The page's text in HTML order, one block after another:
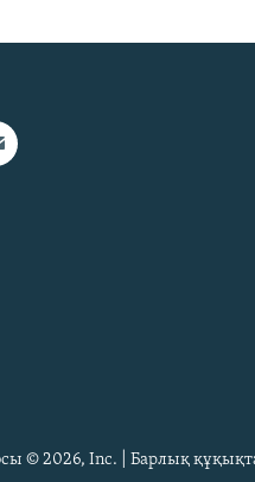
© 2026, Inc. | Барлық